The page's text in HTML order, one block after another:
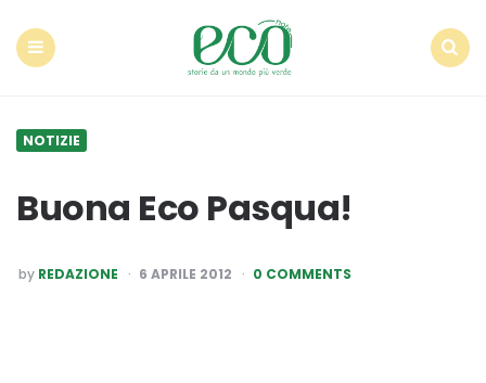
NOTIZIE
Buona Eco Pasqua!
POSTED
BY
by REDAZIONE 6 APRILE 2012 0 COMMENTS